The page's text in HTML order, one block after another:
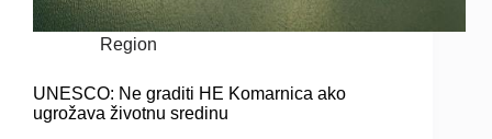
Region
UNESCO: Ne graditi HE Komarnica ako
ugrožava životnu sredinu